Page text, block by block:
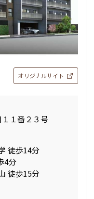
オリジナルサイト
１番２３号
徒歩14分
4分
徒歩15分